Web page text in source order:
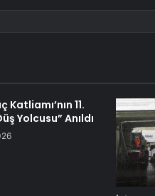
Katliamı’nın 11.
Yolcusu” Anıldı